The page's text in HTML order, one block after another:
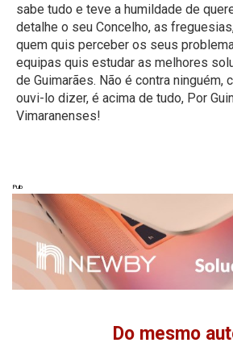
sabe tudo e teve a humildade de
detalhe o seu Concelho, as
quem quis perceber os seus
equipas quis estudar as melhores
de Guimarães. Não é contra ninguém,
ouvi-lo dizer, é acima de tudo, Por
Vimaranenses!
Pub
Do mesmo